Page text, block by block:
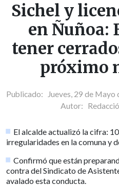
Sichel y
en Ñuñoa:
tener
próximo
Publicado: Jueves, 29 de Mayo
Autor:
El alcalde actualizó la cifra:
irregularidades en la comuna y
Confirmó que están
contra del Sindicato de
avalado esta conducta.